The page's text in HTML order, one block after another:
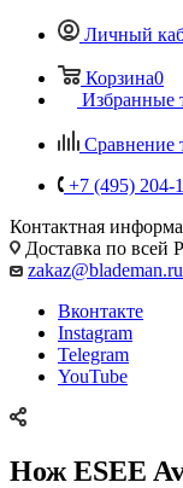
Личный
Корзина0
Избранные
Сравнение
+7 (495) 204-
Контактная
Доставка по всей
zakaz@blademan.ru
Вконтакте
Instagram
Telegram
YouTube
Нож ESEE